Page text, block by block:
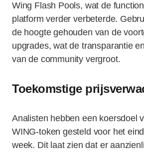
Wing Flash Pools, wat de
platform verder verbeterde.
de hoogte gehouden van de
upgrades, wat de transparantie
van de community vergroot.
Toekomstige
Analisten hebben een koersdoel
WING-token gesteld voor het
week. Dit laat zien dat er